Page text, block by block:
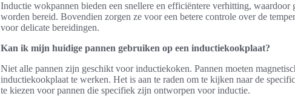
Inductie wokpannen bieden een snellere en efficiëntere verhitting, waardoor
worden bereid. Bovendien zorgen ze voor een betere controle over de
voor delicate bereidingen.
Kan ik mijn huidige pannen gebruiken op een inductiekookplaat?
Niet alle pannen zijn geschikt voor inductiekoken. Pannen moeten
inductiekookplaat te werken. Het is aan te raden om te kijken naar de
te kiezen voor pannen die specifiek zijn ontworpen voor inductie.